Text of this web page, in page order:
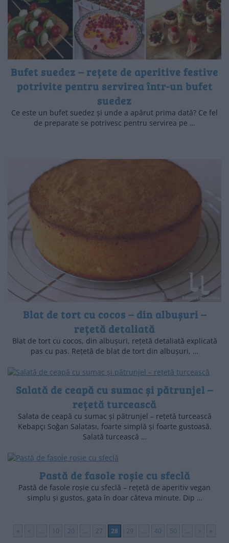
Bufet suedez – rețete de aperitive festive
potrivite pentru servirea într-un bufet
suedez
Ce este un bufet suedez și unde a apărut prima dată? Ce fel
de preparate se potrivesc pentru servirea pe …
Blat de tort cu cocos – din albușuri –
rețetă detaliată
Blat de tort cu cocos, din albușuri, rețetă detaliată explicată
pas cu pas. Rețetă de blat de tort din albușuri, …
Salată de ceapă cu sumac și pătrunjel –
rețetă turcească
Salata de ceapă cu sumac și pătrunjel – rețetă turcească
Kebapçı Soğan Salatası, foarte simplă și foarte gustoasă.
Salată turcească …
Pastă de fasole roșie cu sfeclă
Pastă de fasole roșie cu sfeclă – rețetă de aperitiv vegan
simplu și gustos, gata în doar câteva minute. Dip …
« < ... 10 20 ... 27 28 29 ... 40 50 ... > »